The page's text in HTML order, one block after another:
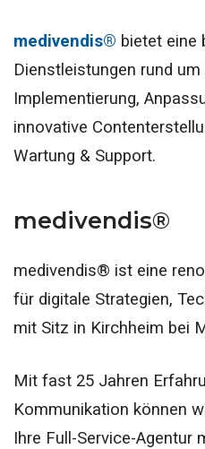
medivendis® bietet eine
Dienstleistungen rund
Implementierung,
innovative
Wartung & Support.
medivendis®
medivendis® ist eine
für digitale Strategien,
mit Sitz in Kirchheim bei
Mit fast 25 Jahren
Kommunikation können
Ihre Full-Service-Agentur